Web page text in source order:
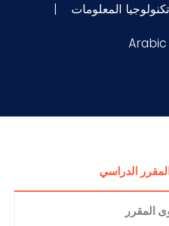
المعلومات |
Arabic
الدراسي
المقرر